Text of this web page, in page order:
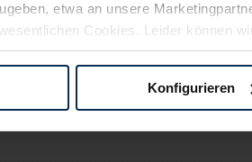
etwa an unsere
Cookies. Leider können
Weg zu Ihrem Neuwagen
Konfigurieren
Q6 / SQ6